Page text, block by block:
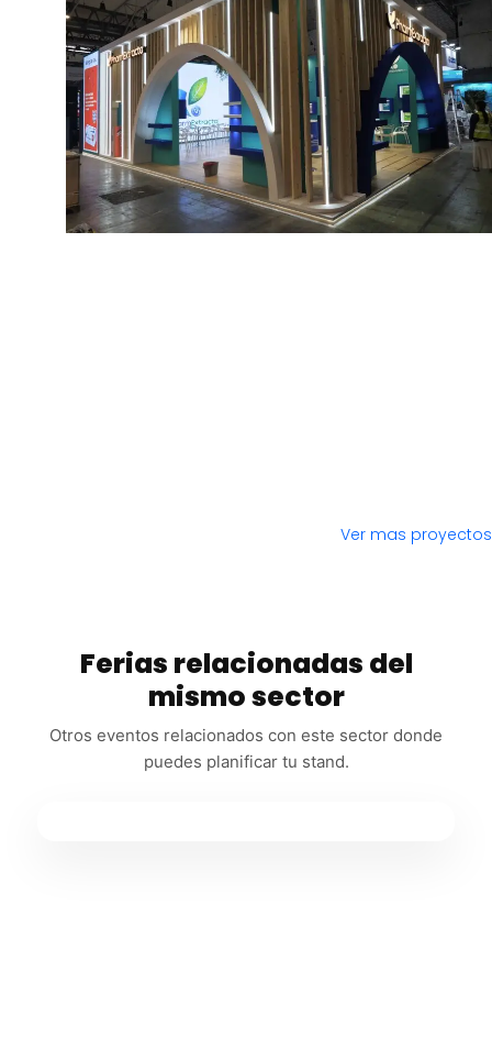
Ver mas proyectos
Ferias relacionadas del
mismo sector
Otros eventos relacionados con este sector donde
puedes planificar tu stand.